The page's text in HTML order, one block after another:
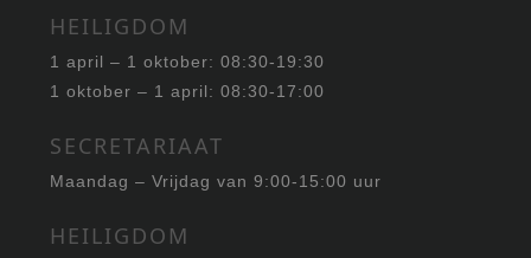
HEILIGDOM
1 april – 1 oktober: 08:30-19:30
1 oktober – 1 april: 08:30-17:00
SECRETARIAAT
Maandag – Vrijdag van 9:00-15:00 uur
HEILIGDOM